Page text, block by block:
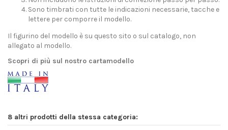
Sono timbrati con tutte le indicazioni necessarie, tacche e
lettere per comporre il modello.
Il figurino del modello è su questo sito o sul catalogo, non
allegato al modello.
Scopri di più sul nostro cartamodello
8 altri prodotti della stessa categoria: